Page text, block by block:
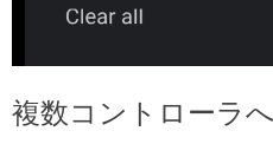
複数コントローラ